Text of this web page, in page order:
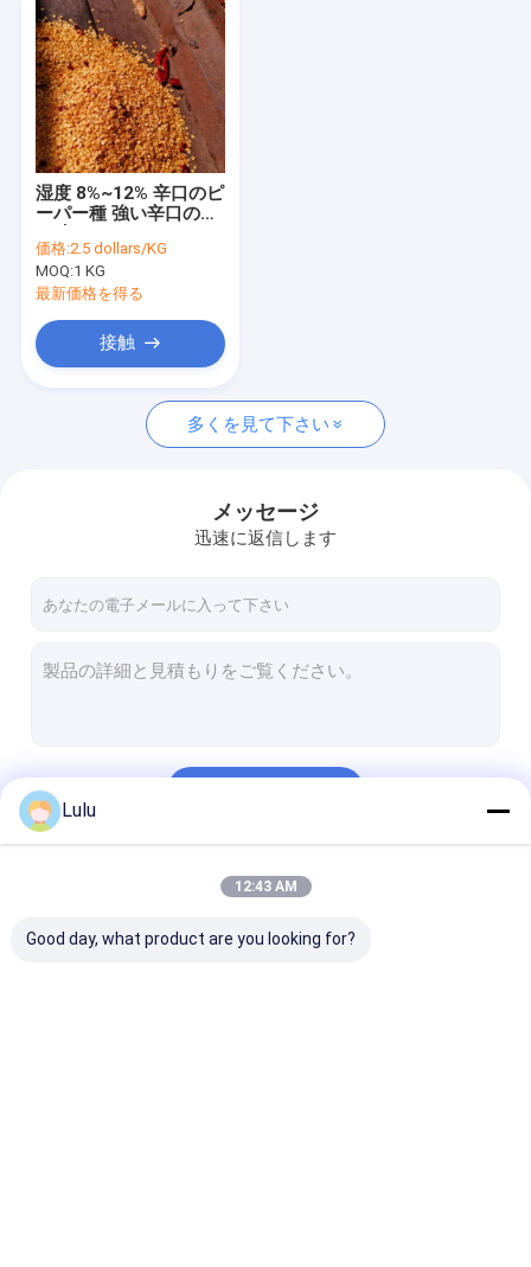
乾燥された赤いチリ ペッパー
Guajilloの乾燥された唐辛子
粉をチリ ペッパー
押しつぶされたチリ ペッパー
イートーの唐辛子
甘いパプリカのコショウ
テンシンの赤い唐辛子
赤い弾丸の唐辛子
湿度 8%~12% 辛口のピ
ーパー種 強い辛口のチ
価格:2.5 dollars/KG
MOQ:1 KG
最新価格を得る
接触
多くを見て下さい
メッセージ
迅速に返信します
Lulu
12:43 AM
Good day, what product are you looking for?